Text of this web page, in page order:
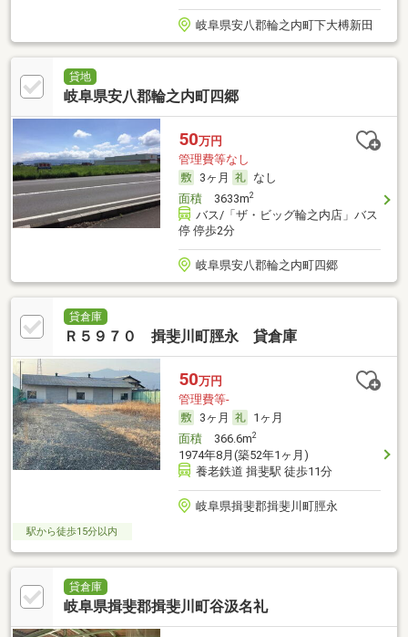
岐阜県安八郡輪之内町下大榑新田
貸地
岐阜県安八郡輪之内町四郷
50万円
管理費等なし
3ヶ月
なし
面積3633m2
バス/「ザ・ビッグ輪之内店」バス
停 停歩2分
岐阜県安八郡輪之内町四郷
貸倉庫
Ｒ５９７０ 揖斐川町脛永 貸倉庫
50万円
管理費等-
3ヶ月
1ヶ月
面積366.6m2
1974年8月(築52年1ヶ月)
養老鉄道 揖斐駅 徒歩11分
岐阜県揖斐郡揖斐川町脛永
駅から徒歩15分以内
貸倉庫
岐阜県揖斐郡揖斐川町谷汲名礼